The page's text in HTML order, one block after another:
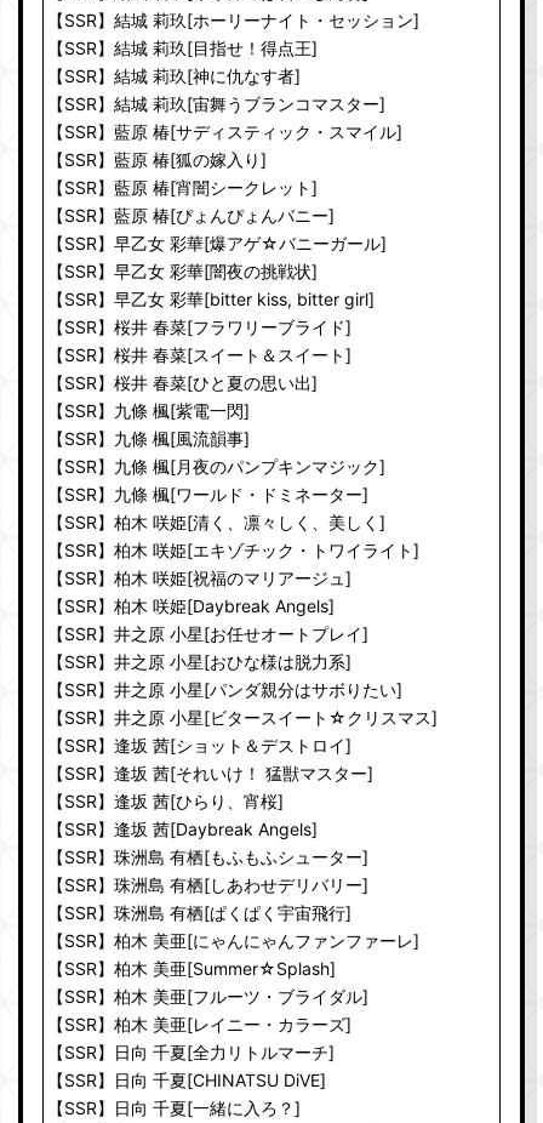
【SSR】結城 莉玖[ホーリーナイト・セッション]
【SSR】結城 莉玖[目指せ！得点王]
【SSR】結城 莉玖[神に仇なす者]
【SSR】結城 莉玖[宙舞うブランコマスター]
【SSR】藍原 椿[サディスティック・スマイル]
【SSR】藍原 椿[狐の嫁入り]
【SSR】藍原 椿[宵闇シークレット]
【SSR】藍原 椿[ぴょんぴょんバニー]
【SSR】早乙女 彩華[爆アゲ☆バニーガール]
【SSR】早乙女 彩華[闇夜の挑戦状]
【SSR】早乙女 彩華[bitter kiss, bitter girl]
【SSR】桜井 春菜[フラワリーブライド]
【SSR】桜井 春菜[スイート＆スイート]
【SSR】桜井 春菜[ひと夏の思い出]
【SSR】九條 楓[紫電一閃]
【SSR】九條 楓[風流韻事]
【SSR】九條 楓[月夜のパンプキンマジック]
【SSR】九條 楓[ワールド・ドミネーター]
【SSR】柏木 咲姫[清く、凛々しく、美しく]
【SSR】柏木 咲姫[エキゾチック・トワイライト]
【SSR】柏木 咲姫[祝福のマリアージュ]
【SSR】柏木 咲姫[Daybreak Angels]
【SSR】井之原 小星[お任せオートプレイ]
【SSR】井之原 小星[おひな様は脱力系]
【SSR】井之原 小星[パンダ親分はサボりたい]
【SSR】井之原 小星[ビタースイート☆クリスマス]
【SSR】逢坂 茜[ショット＆デストロイ]
【SSR】逢坂 茜[それいけ！ 猛獣マスター]
【SSR】逢坂 茜[ひらり、宵桜]
【SSR】逢坂 茜[Daybreak Angels]
【SSR】珠洲島 有栖[もふもふシューター]
【SSR】珠洲島 有栖[しあわせデリバリー]
【SSR】珠洲島 有栖[ぱくぱく宇宙飛行]
【SSR】柏木 美亜[にゃんにゃんファンファーレ]
【SSR】柏木 美亜[Summer☆Splash]
【SSR】柏木 美亜[フルーツ・ブライダル]
【SSR】柏木 美亜[レイニー・カラーズ]
【SSR】日向 千夏[全力リトルマーチ]
【SSR】日向 千夏[CHINATSU DiVE]
【SSR】日向 千夏[一緒に入ろ？]